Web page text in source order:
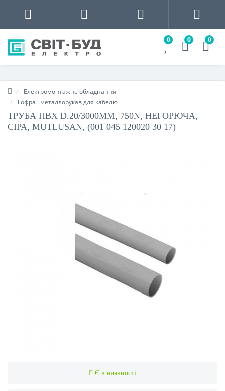
0 0 0
Електромонтажне обладнання
Гофра і металлорукав для кабелю
ТРУБА ПВХ D.20/3000ММ, 750N, НЕГОРЮЧА,
СІРА, MUTLUSAN, (001 045 120020 30 17)
Є в наявності